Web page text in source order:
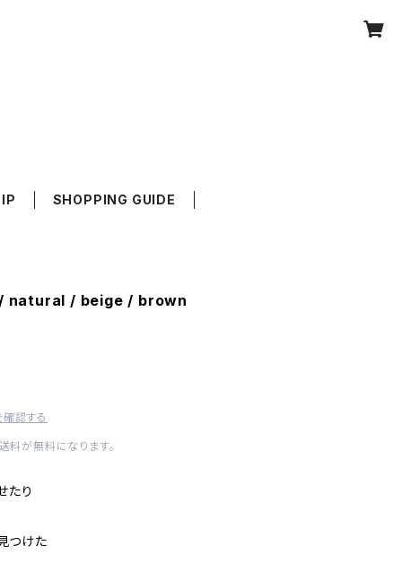
SHOPPING GUIDE
/ natural / beige / brown
認する
が無料になります。
たり
つけた